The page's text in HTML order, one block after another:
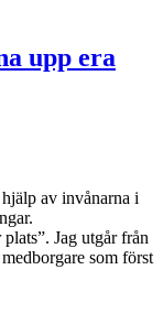
upp era
av invånarna i
Jag utgår från
som först